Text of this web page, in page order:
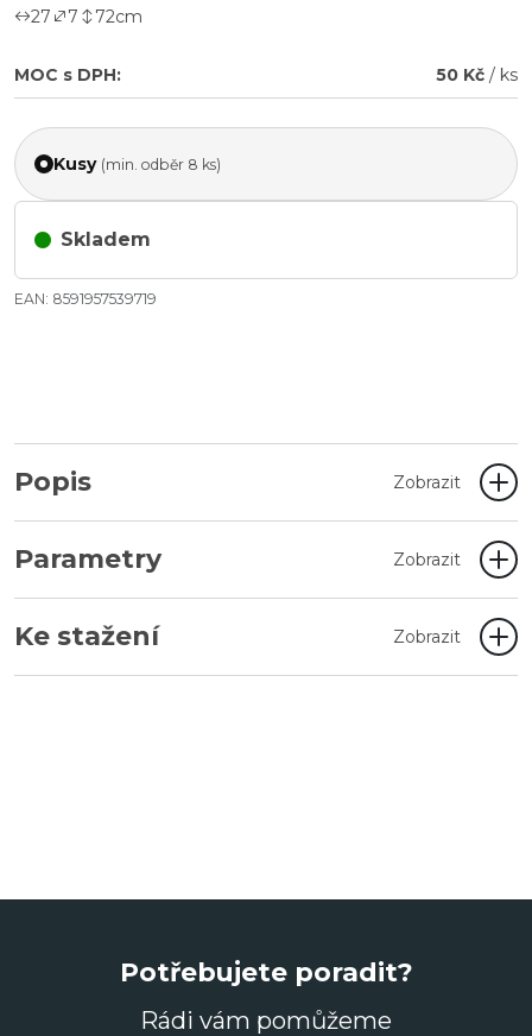
27 7 72cm
MOC s DPH: 50 Kč / ks
Kusy (min. odběr 8 ks)
Skladem
EAN: 8591957539719
Popis Zobrazit
Parametry Zobrazit
Ke stažení Zobrazit
Potřebujete poradit?
Rádi vám pomůžeme